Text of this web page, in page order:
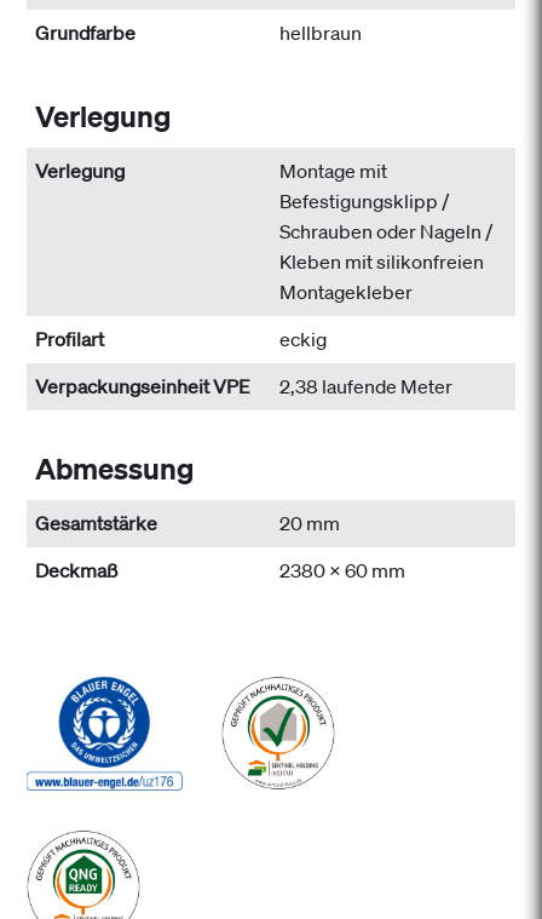
Grundfarbe
hellbraun
Verlegung
Verlegung
Montage mit
Befestigungsklipp /
Schrauben oder Nageln /
Kleben mit silikonfreien
Montagekleber
Profilart
eckig
Verpackungseinheit VPE
2,38 laufende Meter
Abmessung
Gesamtstärke
20 mm
Deckmaß
2380 x 60 mm